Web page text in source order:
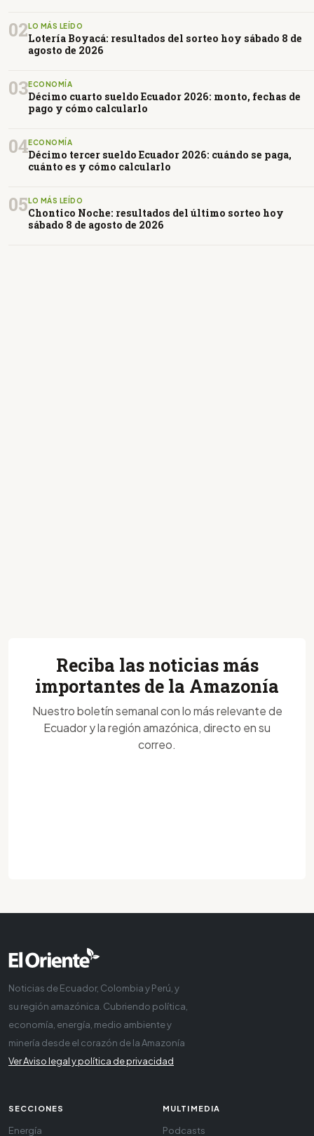
02 LO MÁS LEÍDO
Lotería Boyacá: resultados del sorteo hoy sábado 8 de
agosto de 2026
03ECONOMÍA
Décimo cuarto sueldo Ecuador 2026: monto, fechas de
pago y cómo calcularlo
04ECONOMÍA
Décimo tercer sueldo Ecuador 2026: cuándo se paga,
cuánto es y cómo calcularlo
05 LO MÁS LEÍDO
Chontico Noche: resultados del último sorteo hoy
sábado 8 de agosto de 2026
Reciba las noticias más
importantes de la Amazonía
Nuestro boletín semanal con lo más relevante de
Ecuador y la región amazónica, directo en su
correo.
Noticias de Ecuador, Colombia y Perú, y
su región amazónica. Cubriendo política,
economía, energía, medio ambiente y
minería desde el corazón de la Amazonía
Ver Aviso legal y política de privacidad
SECCIONES
Energía
MULTIMEDIA
Podcasts